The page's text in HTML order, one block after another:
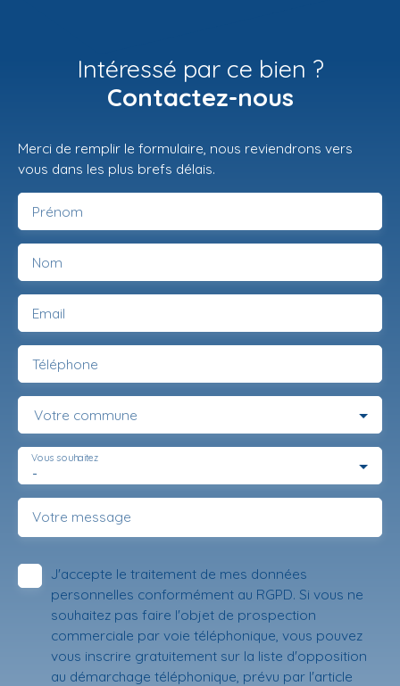
Intéressé par ce bien ?
Contactez-nous
Merci de remplir le formulaire, nous reviendrons vers
vous dans les plus brefs délais.
Prénom
Nom
Email
Téléphone
Votre commune
-
Vous souhaitez
Votre message
J'accepte le traitement de mes données
personnelles conformément au RGPD. Si vous ne
souhaitez pas faire l'objet de prospection
commerciale par voie téléphonique, vous pouvez
vous inscrire gratuitement sur la liste d'opposition
au démarchage téléphonique, prévu par l'article